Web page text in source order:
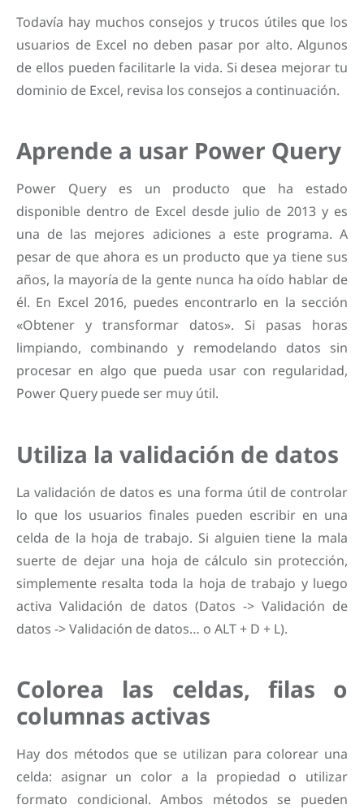
Todavía hay muchos consejos y trucos útiles que los
usuarios de Excel no deben pasar por alto. Algunos
de ellos pueden facilitarle la vida. Si desea mejorar tu
dominio de Excel, revisa los consejos a continuación.
Aprende a usar Power Query
Power Query es un producto que ha estado
disponible dentro de Excel desde julio de 2013 y es
una de las mejores adiciones a este programa. A
pesar de que ahora es un producto que ya tiene sus
años, la mayoría de la gente nunca ha oído hablar de
él. En Excel 2016, puedes encontrarlo en la sección
«Obtener y transformar datos». Si pasas horas
limpiando, combinando y remodelando datos sin
procesar en algo que pueda usar con regularidad,
Power Query puede ser muy útil.
Utiliza la validación de datos
La validación de datos es una forma útil de controlar
lo que los usuarios finales pueden escribir en una
celda de la hoja de trabajo. Si alguien tiene la mala
suerte de dejar una hoja de cálculo sin protección,
simplemente resalta toda la hoja de trabajo y luego
activa Validación de datos (Datos -> Validación de
datos -> Validación de datos… o ALT + D + L).
Colorea las celdas, filas o
columnas activas
Hay dos métodos que se utilizan para colorear una
celda: asignar un color a la propiedad o utilizar
formato condicional. Ambos métodos se pueden